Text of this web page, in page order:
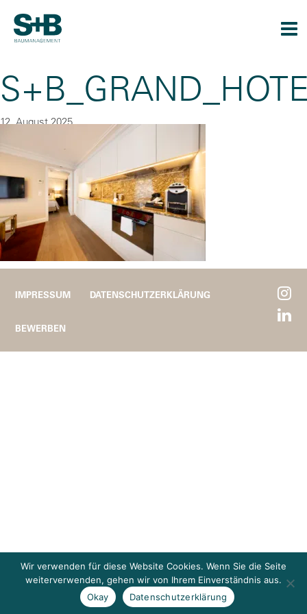
12. August 2025
IMPRESSUM DATENSCHUTZERKLÄRUNG
BEWERBEN
Wir verwenden für diese Website Cookies. Wenn Sie die Seite
weiterverwenden, gehen wir von Ihrem Einverständnis aus.
Okay
Datenschutzerklärung